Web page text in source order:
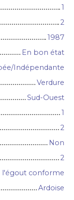
1
2
1987
En bon état
Indépendante
Verdure
Sud-Ouest
1
2
Non
2
l'égout conforme
Ardoise